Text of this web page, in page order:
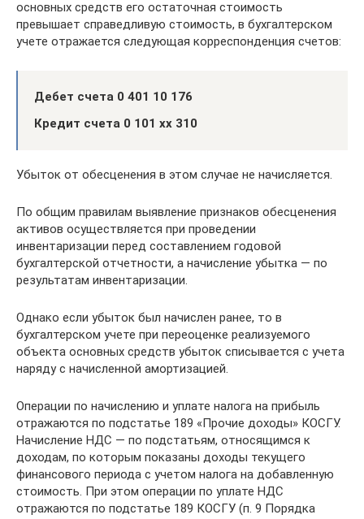
основных средств его остаточная стоимость
превышает справедливую стоимость, в бухгалтерском
учете отражается следующая корреспонденция счетов:
Дебет счета 0 401 10 176
Кредит счета 0 101 хх 310
Убыток от обесценения в этом случае не начисляется.
По общим правилам выявление признаков обесценения
активов осуществляется при проведении
инвентаризации перед составлением годовой
бухгалтерской отчетности, а начисление убытка — по
результатам инвентаризации.
Однако если убыток был начислен ранее, то в
бухгалтерском учете при переоценке реализуемого
объекта основных средств убыток списывается с учета
наряду с начисленной амортизацией.
Операции по начислению и уплате налога на прибыль
отражаются по подстатье 189 «Прочие доходы» КОСГУ.
Начисление НДС — по подстатьям, относящимся к
доходам, по которым показаны доходы текущего
финансового периода с учетом налога на добавленную
стоимость. При этом операции по уплате НДС
отражаются по подстатье 189 КОСГУ (п. 9 Порядка